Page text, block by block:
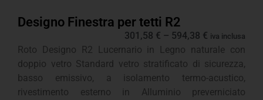
Designo Finestra per tetti R2
301,58 € – 594,38 € iva inclusa
Roto Designo R2 Lucernario in Legno naturale con
doppio vetro Standard vetro stratificato di sicurezza,
basso emissivo, a isolamento termo-acustico,
rivestimento esterno in Alluminio preverniciato